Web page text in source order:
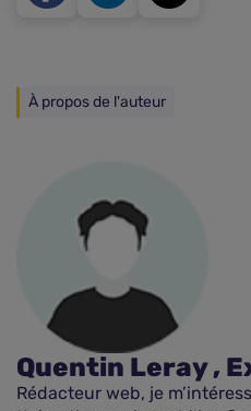
À propos de l'auteur
Quentin Leray ,
Rédacteur web, je